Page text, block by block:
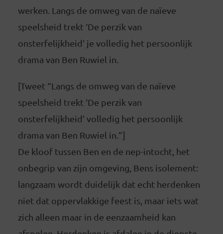
werken. Langs de omweg van de naïeve
speelsheid trekt ‘De perzik van
onsterfelijkheid’ je volledig het persoonlijk
drama van Ben Ruwiel in.
[Tweet “Langs de omweg van de naïeve
speelsheid trekt ‘De perzik van
onsterfelijkheid’ volledig het persoonlijk
drama van Ben Ruwiel in.”]
De kloof tussen Ben en de nep-intocht, het
onbegrip van zijn omgeving, Bens isolement:
langzaam wordt duidelijk dat echt herdenken
niet dat oppervlakkige feest is, maar iets wat
zich alleen maar in de eenzaamheid kan